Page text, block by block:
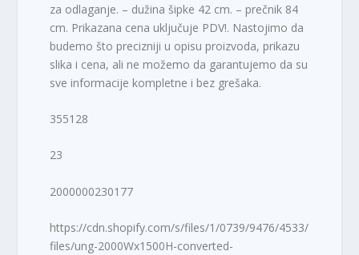
za odlaganje. – dužina šipke 42 cm. – prečnik 84
cm. Prikazana cena uključuje PDV!. Nastojimo da
budemo što precizniji u opisu proizvoda, prikazu
slika i cena, ali ne možemo da garantujemo da su
sve informacije kompletne i bez grešaka.
355128
23
2000000230177
https://cdn.shopify.com/s/files/1/0739/9476/4533/
files/ung-2000Wx1500H-converted-